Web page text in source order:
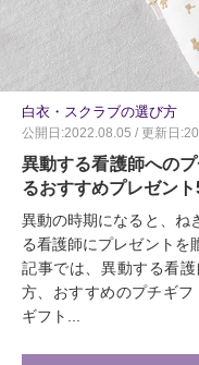
白衣・スクラブの選び方
公開日:2022.08.05 / 更新日
異動する看護師への
るおすすめプレゼント
異動の時期になると、ね
る看護師にプレゼントを
記事では、異動する看
方、おすすめのプチギ
ギフト...